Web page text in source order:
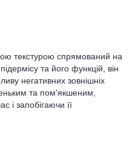
текстурою спрямований на
та його функцій, він
негативних зовнішніх
та пом'якшеним,
і запобігаючи її